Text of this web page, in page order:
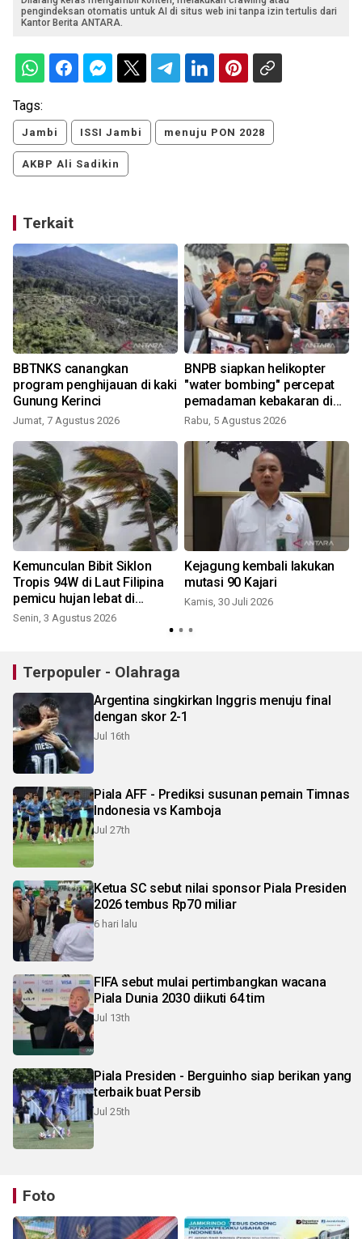
pengindeksan otomatis untuk AI di situs web ini tanpa izin tertulis dari
Kantor Berita ANTARA.
Tags:
Jambi ISSI Jambi menuju PON 2028
AKBP Ali Sadikin
Terkait
BBTNKS canangkan
program penghijauan di kaki
Gunung Kerinci
Jumat, 7 Agustus 2026
BNPB siapkan helikopter
"water bombing" percepat
pemadaman kebakaran di
Bromo
Rabu, 5 Agustus 2026
Kemunculan Bibit Siklon
Tropis 94W di Laut Filipina
pemicu hujan lebat di
wilayah Sumatera
Senin, 3 Agustus 2026
Kejagung kembali lakukan
mutasi 90 Kajari
Kamis, 30 Juli 2026
Terpopuler - Olahraga
Argentina singkirkan Inggris menuju final
dengan skor 2-1
Jul 16th
Piala AFF - Prediksi susunan pemain Timnas
Indonesia vs Kamboja
Jul 27th
Ketua SC sebut nilai sponsor Piala Presiden
2026 tembus Rp70 miliar
6 hari lalu
FIFA sebut mulai pertimbangkan wacana
Piala Dunia 2030 diikuti 64 tim
Jul 13th
Piala Presiden - Berguinho siap berikan yang
terbaik buat Persib
Jul 25th
Foto